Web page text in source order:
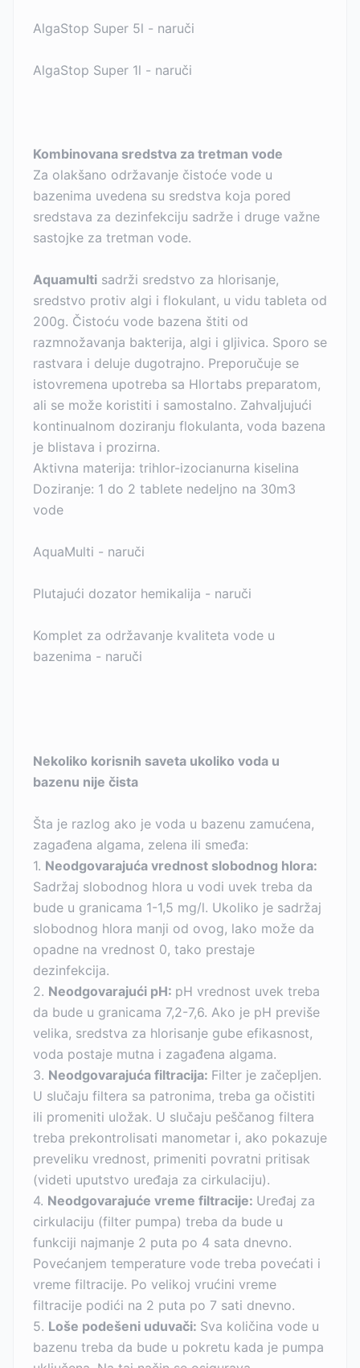
AlgaStop Super 5l - naruči
AlgaStop Super 1l - naruči
Kombinovana sredstva za tretman vode
Za olakšano održavanje čistoće vode u
bazenima uvedena su sredstva koja pored
sredstava za dezinfekciju sadrže i druge važne
sastojke za tretman vode.
Aquamulti sadrži sredstvo za hlorisanje,
sredstvo protiv algi i flokulant, u vidu tableta od
200g. Čistoću vode bazena štiti od
razmnožavanja bakterija, algi i gljivica. Sporo se
rastvara i deluje dugotrajno. Preporučuje se
istovremena upotreba sa Hlortabs preparatom,
ali se može koristiti i samostalno. Zahvaljujući
kontinualnom doziranju flokulanta, voda bazena
je blistava i prozirna.
Aktivna materija: trihlor-izocianurna kiselina
Doziranje: 1 do 2 tablete nedeljno na 30m3
vode
AquaMulti - naruči
Plutajući dozator hemikalija - naruči
Komplet za održavanje kvaliteta vode u
bazenima - naruči
Nekoliko korisnih saveta ukoliko voda u
bazenu nije čista
Šta je razlog ako je voda u bazenu zamućena,
zagađena algama, zelena ili smeđa:
1. Neodgovarajuća vrednost slobodnog hlora:
Sadržaj slobodnog hlora u vodi uvek treba da
bude u granicama 1-1,5 mg/l. Ukoliko je sadržaj
slobodnog hlora manji od ovog, lako može da
opadne na vrednost 0, tako prestaje
dezinfekcija.
2. Neodgovarajući pH: pH vrednost uvek treba
da bude u granicama 7,2-7,6. Ako je pH previše
velika, sredstva za hlorisanje gube efikasnost,
voda postaje mutna i zagađena algama.
3. Neodgovarajuća filtracija: Filter je začepljen.
U slučaju filtera sa patronima, treba ga očistiti
ili promeniti uložak. U slučaju peščanog filtera
treba prekontrolisati manometar i, ako pokazuje
preveliku vrednost, primeniti povratni pritisak
(videti uputstvo uređaja za cirkulaciju).
4. Neodgovarajuće vreme filtracije: Uređaj za
cirkulaciju (filter pumpa) treba da bude u
funkciji najmanje 2 puta po 4 sata dnevno.
Povećanjem temperature vode treba povećati i
vreme filtracije. Po velikoj vrućini vreme
filtracije podići na 2 puta po 7 sati dnevno.
5. Loše podešeni uduvači: Sva količina vode u
bazenu treba da bude u pokretu kada je pumpa